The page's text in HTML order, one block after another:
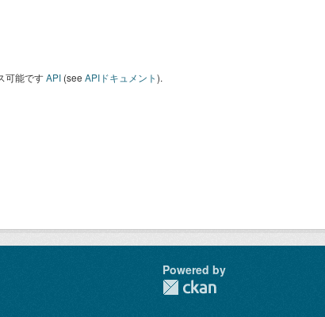
可能ですAPI (see APIドキュメント).
Powered by